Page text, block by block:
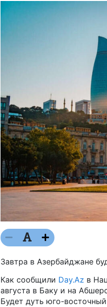
Завтра в Азербайджане
Как сообщили Day.Az в
августа в Баку и на
Будет дуть юго-